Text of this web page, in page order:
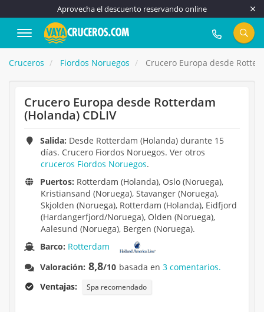
Aprovecha el descuento reservando online
917 815 555
Cruceros Fiordos Noruegos Crucero Europa desde
Crucero Europa desde Rotterdam
(Holanda) CDLIV
Salida: Desde Rotterdam (Holanda) durante 15
días. Crucero Fiordos Noruegos. Ver otros
cruceros Fiordos Noruegos.
Puertos: Rotterdam (Holanda), Oslo (Noruega),
Kristiansand (Noruega), Stavanger (Noruega),
Skjolden (Noruega), Rotterdam (Holanda), Eidfjord
(Hardangerfjord/Noruega), Olden (Noruega),
Aalesund (Noruega), Bergen (Noruega).
Barco: Rotterdam
Valoración: 8,8/10 basada en3 comentarios.
Ventajas:
Spa recomendado